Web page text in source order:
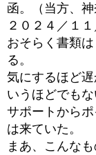
函。（当方、神
２０２４／１
おそらく書類
る。
気にするほど
いうほどでもな
サポートから
は来ていた。
まあ、こんなも